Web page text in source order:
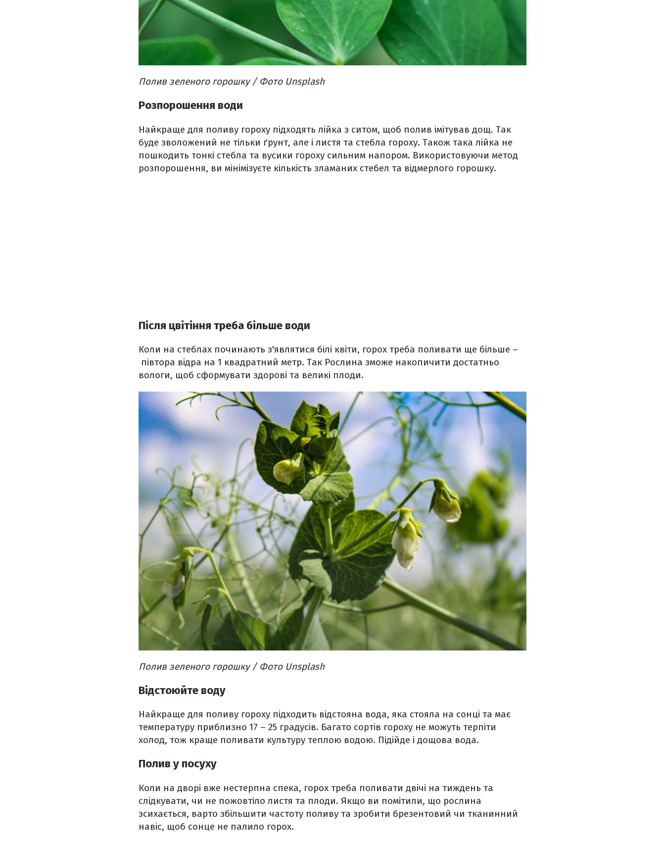
Полив зеленого горошку / Фото Unsplash
Розпорошення води
Найкраще для поливу гороху підходять лійка з ситом, щоб полив імітував дощ. Так
буде зволожений не тільки ґрунт, але і листя та стебла гороху. Також така лійка не
пошкодить тонкі стебла та вусики гороху сильним напором. Використовуючи метод
розпорошення, ви мінімізуєте кількість зламаних стебел та відмерлого горошку.
Після цвітіння треба більше води
Коли на стеблах починають з'являтися білі квіти, горох треба поливати ще більше –
півтора відра на 1 квадратний метр. Так Рослина зможе накопичити достатньо
вологи, щоб сформувати здорові та великі плоди.
Полив зеленого горошку / Фото Unsplash
Відстоюйте воду
Найкраще для поливу гороху підходить відстояна вода, яка стояла на сонці та має
температуру приблизно 17 – 25 градусів. Багато сортів гороху не можуть терпіти
холод, тож краще поливати культуру теплою водою. Підійде і дощова вода.
Полив у посуху
Коли на дворі вже нестерпна спека, горох треба поливати двічі на тиждень та
слідкувати, чи не пожовтіло листя та плоди. Якщо ви помітили, що рослина
зсихається, варто збільшити частоту поливу та зробити брезентовий чи тканинний
навіс, щоб сонце не палило горох.